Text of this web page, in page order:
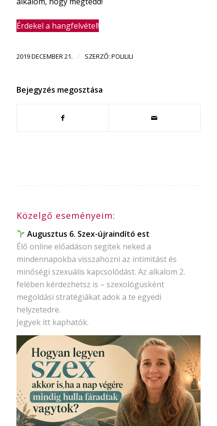
Érdekel a hangfelvétel!
2019 DECEMBER 21. / SZERZŐ: POLILILI
Bejegyzés megosztása
Közelgő eseményeim:
Augusztus 6. Szex-újraindító est
Élő online előadáson segítek neked a
mindennapokba visszahozni az intimitást és
minőségi szexuális kapcsolódást. Az alkalom 2.
felében kérdezhetsz is – szexológusként
megoldási stratégiákat adok a te egyedi
helyzetedre.
Jegyek itt kaphatók.